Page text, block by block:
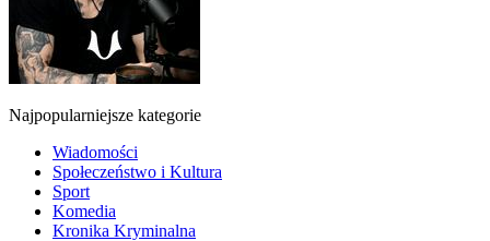
Najpopularniejsze kategorie
Wiadomości
Społeczeństwo i Kultura
Sport
Komedia
Kronika Kryminalna